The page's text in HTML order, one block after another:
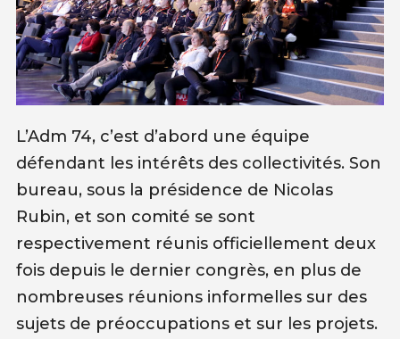
L’Adm 74, c’est d’abord une équipe
défendant les intérêts des collectivités. Son
bureau, sous la présidence de Nicolas
Rubin, et son comité se sont
respectivement réunis officiellement deux
fois depuis le dernier congrès, en plus de
nombreuses réunions informelles sur des
sujets de préoccupations et sur les projets.